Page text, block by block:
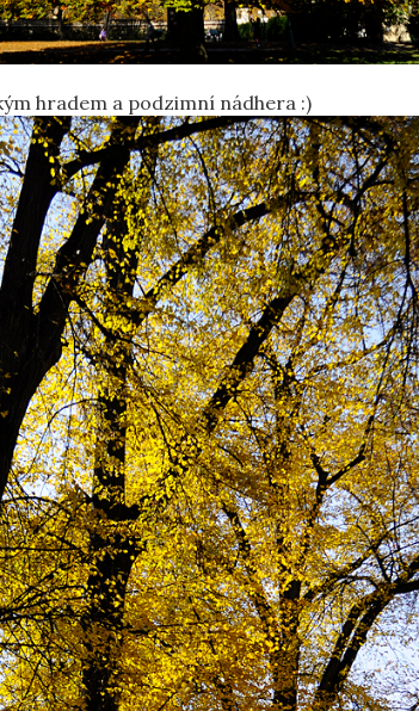
hradem a podzimní nádhera :)